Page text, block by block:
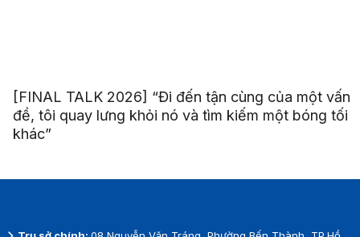
[FINAL TALK 2026] “Đi đến tận cùng của một vấn
đề, tôi quay lưng khỏi nó và tìm kiếm một bóng tối
khác”